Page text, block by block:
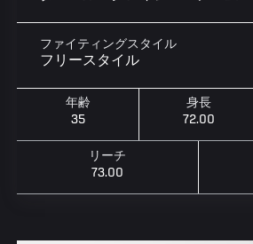
ファイティングスタイル
フリースタイル
年齢
35
身長
72.00
リーチ
73.00